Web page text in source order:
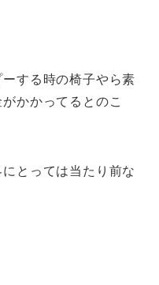
する時の椅子やら素
かかってるとのこ
とっては当たり前な